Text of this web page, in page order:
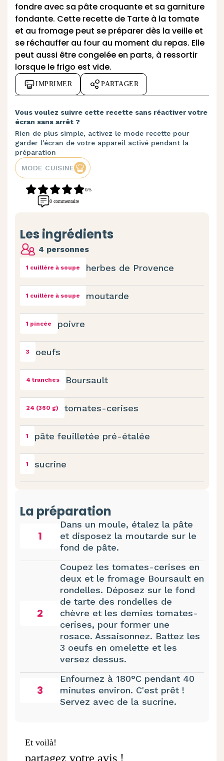
fondre avec sa pâte croquante et sa garniture
fondante. Cette recette de Tarte à la tomate
et au fromage peut se préparer dès la veille et
se réchauffer au four au moment du repas. Elle
peut aussi être congelée en parts, à ressortir
lorsque le frigo est vide.
IMPRIMER PARTAGER
Vous voulez suivre cette recette sans réactiver votre
écran sans arrêt ?
Rien de plus simple, activez le mode recette pour
garder l'écran de votre appareil activé pendant la
préparation
MODE CUISINE
0/5
0 commentaire
Les ingrédients
4 personnes
1 cuillère à soupe herbes de Provence
1 cuillère à soupe moutarde
1 pincée poivre
3 oeufs
4 tranches Boursault
24 (360 g) tomates-cerises
1 pâte feuilletée pré-étalée
1 sucrine
La préparation
1
Dans un moule, étalez la pâte
et disposez la moutarde sur le
fond de pâte.
2
Coupez les tomates-cerises en
deux et le fromage Boursault en
rondelles. Déposez sur le fond
de tarte des rondelles de
chèvre et les demies tomates-
cerises, pour former une
rosace. Assaisonnez. Battez les
3 oeufs en omelette et les
versez dessus.
3
Enfournez à 180°C pendant 40
minutes environ. C'est prêt !
Servez avec de la sucrine.
Et voilà!
partagez votre avis !